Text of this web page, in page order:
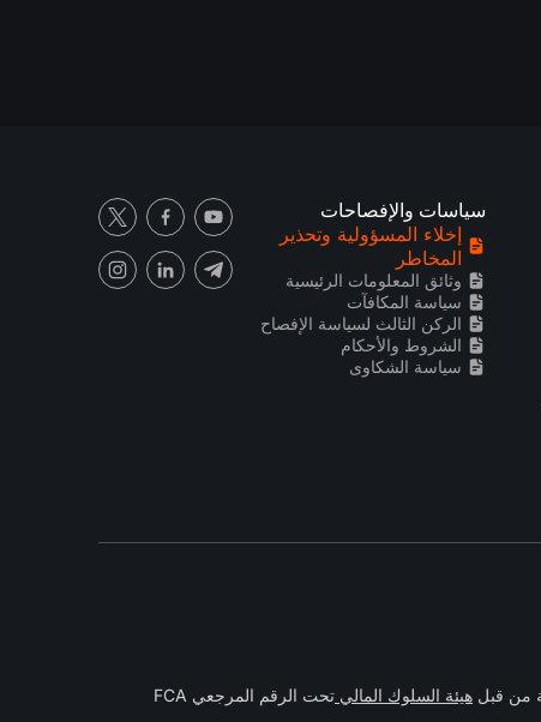
سياسات والإفصاحات
إخلاء المسؤولية وتحذير
المخاطر
وثائق المعلومات الرئيسية
سياسة المكافآت
الركن الثالث لسياسة الإفصاح
الشروط والأحكام
سياسة الشكاوى
هيئة السلوك المالي تحت الرقم المرجعي FCA